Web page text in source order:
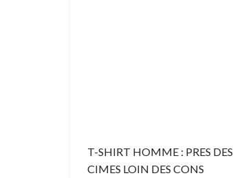
T-SHIRT HOMME : PRES DES
CIMES LOIN DES CONS